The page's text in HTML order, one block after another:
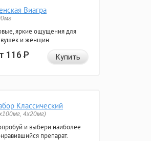
Виагра
яркие ощущения для
и женщин.
116Р Купить
Классический
4x20мг)
и выбери наиболее
препарат.